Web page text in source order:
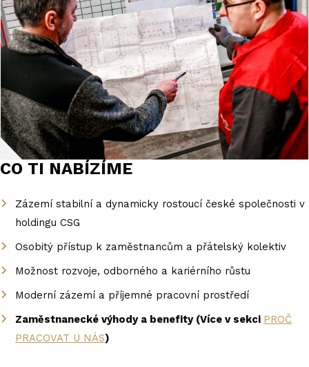
CO TI NABÍZÍME
Zázemí stabilní a dynamicky rostoucí české společnosti v
holdingu CSG
Osobitý přístup k zaměstnancům a přátelský kolektiv
Možnost rozvoje, odborného a kariérního růstu
Moderní zázemí a příjemné pracovní prostředí
Zaměstnanecké výhody a benefity (Více v sekci PROČ
PRACOVAT U NÁS)